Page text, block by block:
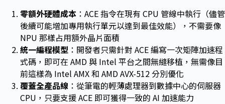
零額外硬體成本 ：ACE 指令在現有 CPU 管線中執行（儘管
後續可能增加專用執行單元以達到最佳效能），不需要像
NPU 那樣占用額外晶片面積
統一編程模型 ：開發者只需針對 ACE 編寫一次矩陣加速程
式碼，即可在 AMD 與 Intel 平台之間無縫移植，無需像目
前這樣為 Intel AMX 和 AMD AVX-512 分別優化
覆蓋全產品線 ：從筆電的輕薄處理器到數據中心的伺服器
CPU，只要支援 ACE 即可獲得一致的 AI 加速能力